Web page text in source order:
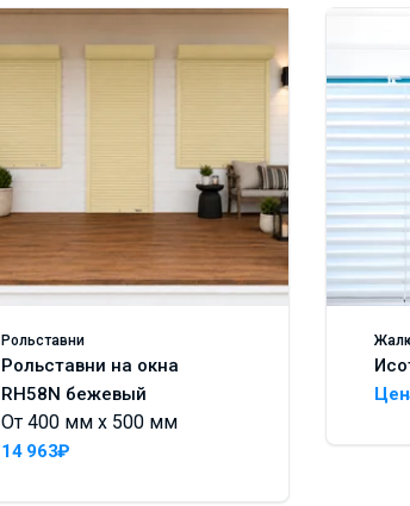
Рольставни
Рольставни на окна
RH58N бежевый
От 400 мм x 500 мм
14 963₽